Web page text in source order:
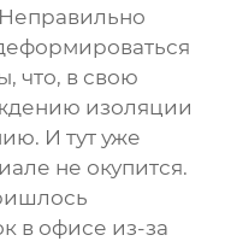
что, в свою
изоляции
И тут уже
не окупится.
в офисе из-за